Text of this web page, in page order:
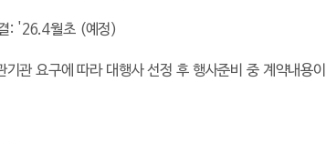
: '26.4월초 (예정)
기관 요구에 따라 대행사 선정 후 행사준비 중 계약내용이